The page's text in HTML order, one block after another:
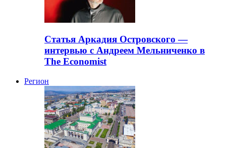
Статья Аркадия Островского —
интервью с Андреем Мельниченко в
The Economist
Регион